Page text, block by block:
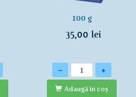
100 g
35,00 lei
Cantitate
- +
Adaugă în coş